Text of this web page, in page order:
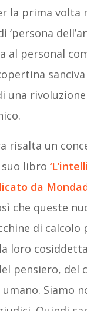
la prima volta
al personal
una
risalta un
libro
da
che queste
di calcolo
loro cosiddetta
pensiero, del
Siamo